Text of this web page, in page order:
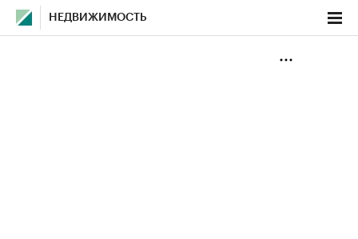
НЕДВИЖИМОСТЬ